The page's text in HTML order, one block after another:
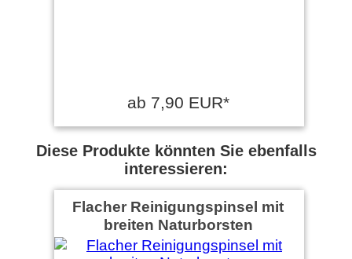
ab 7,90 EUR*
Diese Produkte könnten Sie ebenfalls
interessieren:
Flacher Reinigungspinsel mit
breiten Naturborsten